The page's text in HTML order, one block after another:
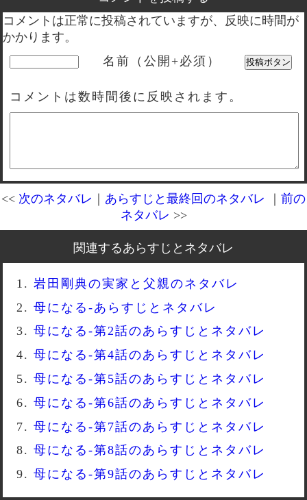
コメントは正常に投稿されていますが、反映に時間が
かかります。
名前（公開+必須）
コメントは数時間後に反映されます。
<< 次のネタバレ ｜ あらすじと最終回のネタバレ ｜ 前の
ネタバレ >>
関連するあらすじとネタバレ
岩田剛典の実家と父親のネタバレ
母になる-あらすじとネタバレ
母になる-第2話のあらすじとネタバレ
母になる-第4話のあらすじとネタバレ
母になる-第5話のあらすじとネタバレ
母になる-第6話のあらすじとネタバレ
母になる-第7話のあらすじとネタバレ
母になる-第8話のあらすじとネタバレ
母になる-第9話のあらすじとネタバレ